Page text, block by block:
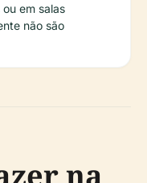
em salas
não são